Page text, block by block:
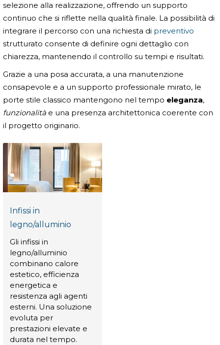
selezione alla realizzazione, offrendo un supporto
continuo che si riflette nella qualità finale. La possibilità di
integrare il percorso con una richiesta di preventivo
strutturato consente di definire ogni dettaglio con
chiarezza, mantenendo il controllo su tempi e risultati.
Grazie a una posa accurata, a una manutenzione
consapevole e a un supporto professionale mirato, le
porte stile classico mantengono nel tempo eleganza,
funzionalità e una presenza architettonica coerente con
il progetto originario.
Infissi in
legno/alluminio
Gli infissi in
legno/alluminio
combinano calore
estetico, efficienza
energetica e
resistenza agli agenti
esterni. Una soluzione
evoluta per
prestazioni elevate e
durata nel tempo.